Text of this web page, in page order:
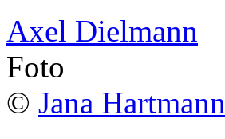
Axel Dielmann
Foto
© Jana Hartmann